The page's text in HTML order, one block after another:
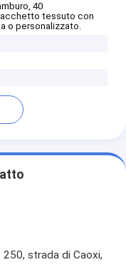
40
tessuto con
o personalizzato.
250, strada di Caoxi,